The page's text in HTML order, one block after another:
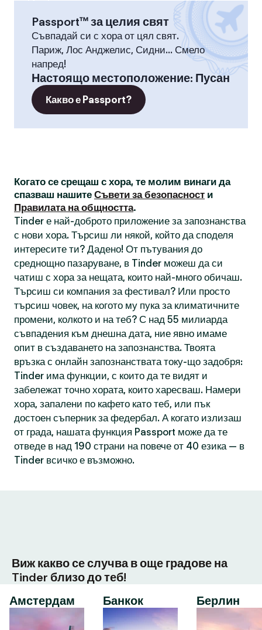
Passport™ за целия свят
Съвпадай си с хора от цял свят.
Париж, Лос Анджелис, Сидни... Смело
напред!
Настоящо местоположение: Пусан
Какво е Passport?
Когато се срещаш с хора, те молим винаги да
спазваш нашите Съвети за безопасност и
Правилата на общността.
Tinder е най-доброто приложение за запознанства
с нови хора. Търсиш ли някой, който да споделя
интересите ти? Дадено! От пътувания до
среднощно пазаруване, в Tinder можеш да си
чатиш с хора за нещата, които най-много обичаш.
Търсиш си компания за фестивал? Или просто
търсиш човек, на когото му пука за климатичните
промени, колкото и на теб? С над 55 милиарда
съвпадения към днешна дата, ние явно имаме
опит в създаването на запознанства. Твоята
връзка с онлайн запознанствата току-що задобря:
Tinder има функции, с които да те видят и
забележат точно хората, които харесваш. Намери
хора, запалени по кафето като теб, или пък
достоен съперник за федербал. А когато излизаш
от града, нашата функция Passport може да те
отведе в над 190 страни на повече от 40 езика — в
Tinder всичко е възможно.
Виж какво се случва в още градове на
Tinder близо до теб!
Амстердам
Банкок Берлин